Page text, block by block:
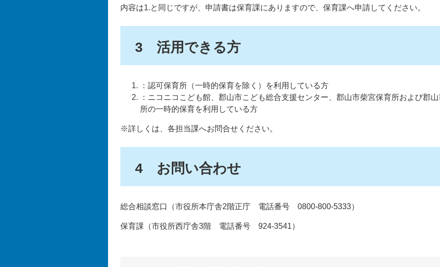
内容は1.と同じですが、申請書は保育課にありますので、保育課へ申請してください。
3 活用できる方
：認可保育所（一時的保育を除く）を利用している方
：ニコニコこども館、郡山市こども総合支援センター、郡山市柴宮保育所および郡
所の一時的保育を利用している方
※詳しくは、各担当課へお問合せください。
4 お問い合わせ
総合相談窓口（市役所本庁舎2階正庁 電話番号 0800-800-5333）
保育課（市役所西庁舎3階 電話番号 924-3541）